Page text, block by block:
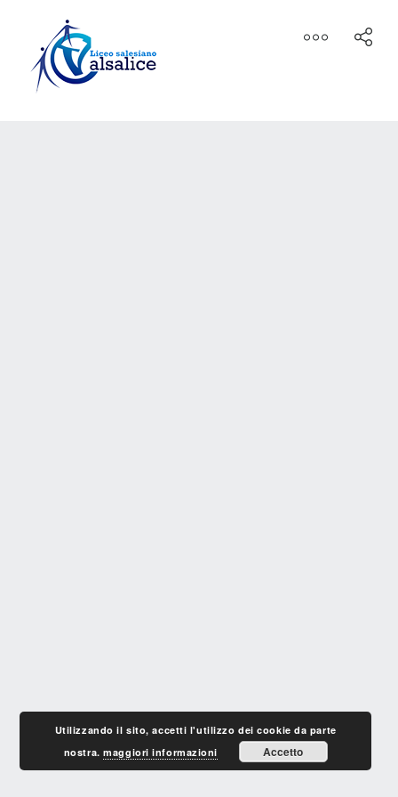
Utilizzando il sito, accetti l'utilizzo dei cookie da parte
nostra.maggiori informazioni Accetto